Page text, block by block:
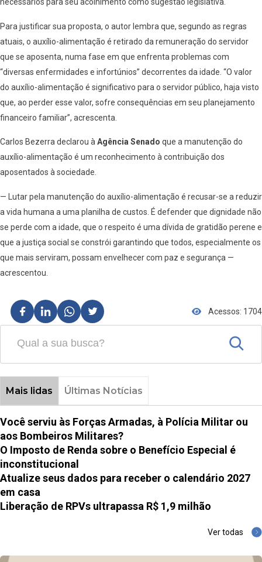
Para justificar sua proposta, o autor lembra que, segundo as regras
atuais, o auxílio-alimentação é retirado da remuneração do servidor
que se aposenta, numa fase em que enfrenta problemas com
“diversas enfermidades e infortúnios” decorrentes da idade. “O valor
do auxílio-alimentação é significativo para o servidor público, haja visto
que, ao perder esse valor, sofre consequências em seu planejamento
financeiro familiar”, acrescenta.
Carlos Bezerra declarou à Agência Senado que a manutenção do
auxílio-alimentação é um reconhecimento à contribuição dos
aposentados à sociedade.
— Lutar pela manutenção do auxílio-alimentação é recusar-se a reduzir
a vida humana a uma planilha de custos. É defender que dignidade não
se perde com a idade, que o respeito é uma dívida de gratidão perene e
que a justiça social se constrói garantindo que todos, especialmente os
que mais serviram, possam envelhecer com paz e segurança —
acrescentou.
Acessos: 1704
Mais lidas Últimas Notícias
Você serviu às Forças Armadas, à Polícia Militar ou
aos Bombeiros Militares?
O Imposto de Renda sobre o Benefício Especial é
inconstitucional
Atualize seus dados para receber o calendário 2027
em casa
Liberação de RPVs ultrapassa R$ 1,9 milhão
Ver todas